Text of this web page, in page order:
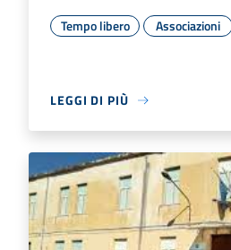
Tempo libero Associazioni
LEGGI DI PIÙ